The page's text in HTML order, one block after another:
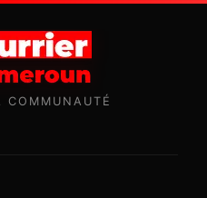
COMMUNAUTÉ